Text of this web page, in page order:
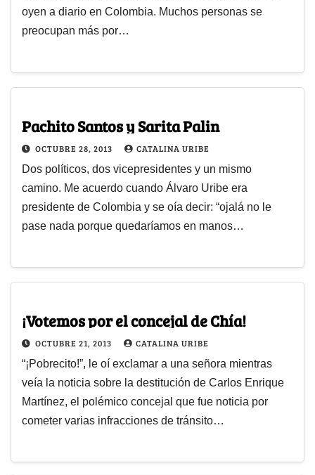
oyen a diario en Colombia. Muchos personas se
preocupan más por…
Pachito Santos y Sarita Palin
OCTUBRE 28, 2013 CATALINA URIBE
Dos políticos, dos vicepresidentes y un mismo
camino. Me acuerdo cuando Álvaro Uribe era
presidente de Colombia y se oía decir: “ojalá no le
pase nada porque quedaríamos en manos…
¡Votemos por el concejal de Chía!
OCTUBRE 21, 2013 CATALINA URIBE
“¡Pobrecito!”, le oí exclamar a una señora mientras
veía la noticia sobre la destitución de Carlos Enrique
Martínez, el polémico concejal que fue noticia por
cometer varias infracciones de tránsito…